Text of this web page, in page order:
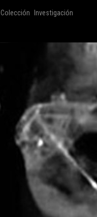
Colección Investigación